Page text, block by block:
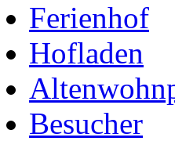
Ferienhof
Hofladen
Besucher